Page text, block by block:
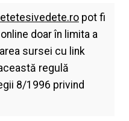
pot fi
doar în limita a
sursei cu link
regulă
8/1996 privind